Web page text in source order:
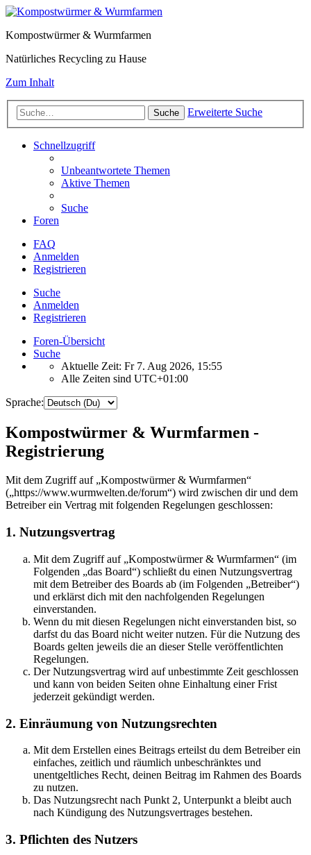
Kompostwürmer & Wurmfarmen
Natürliches Recycling zu Hause
Zum Inhalt
Suche Erweiterte Suche
Schnellzugriff
Unbeantwortete Themen
Aktive Themen
Suche
Foren
FAQ
Anmelden
Registrieren
Suche
Anmelden
Registrieren
Foren-Übersicht
Suche
Aktuelle Zeit: Fr 7. Aug 2026, 15:55
Alle Zeiten sind UTC+01:00
Sprache:
Kompostwürmer & Wurmfarmen -
Registrierung
Mit dem Zugriff auf „Kompostwürmer & Wurmfarmen“
(„https://www.wurmwelten.de/forum“) wird zwischen dir und dem
Betreiber ein Vertrag mit folgenden Regelungen geschlossen:
1. Nutzungsvertrag
Mit dem Zugriff auf „Kompostwürmer & Wurmfarmen“ (im
Folgenden „das Board“) schließt du einen Nutzungsvertrag
mit dem Betreiber des Boards ab (im Folgenden „Betreiber“)
und erklärst dich mit den nachfolgenden Regelungen
einverstanden.
Wenn du mit diesen Regelungen nicht einverstanden bist, so
darfst du das Board nicht weiter nutzen. Für die Nutzung des
Boards gelten jeweils die an dieser Stelle veröffentlichten
Regelungen.
Der Nutzungsvertrag wird auf unbestimmte Zeit geschlossen
und kann von beiden Seiten ohne Einhaltung einer Frist
jederzeit gekündigt werden.
2. Einräumung von Nutzungsrechten
Mit dem Erstellen eines Beitrags erteilst du dem Betreiber ein
einfaches, zeitlich und räumlich unbeschränktes und
unentgeltliches Recht, deinen Beitrag im Rahmen des Boards
zu nutzen.
Das Nutzungsrecht nach Punkt 2, Unterpunkt a bleibt auch
nach Kündigung des Nutzungsvertrages bestehen.
3. Pflichten des Nutzers